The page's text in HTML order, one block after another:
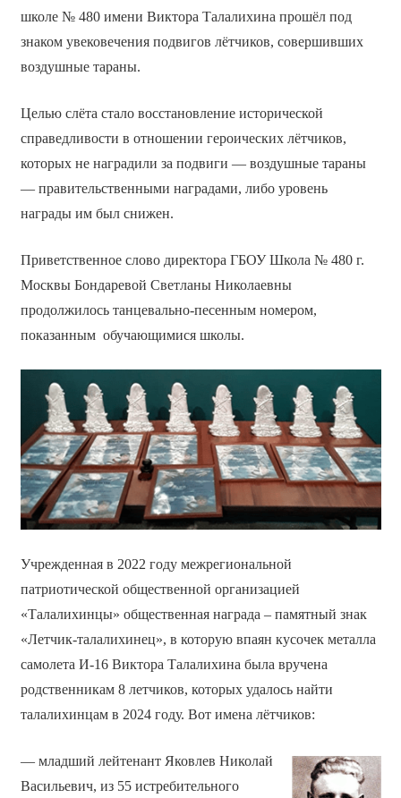
школе № 480 имени Виктора Талалихина прошёл под
знаком увековечения подвигов лётчиков, совершивших
воздушные тараны.
Целью слёта стало восстановление исторической
справедливости в отношении героических лётчиков,
которых не наградили за подвиги — воздушные тараны
— правительственными наградами, либо уровень
награды им был снижен.
Приветственное слово директора ГБОУ Школа № 480 г.
Москвы Бондаревой Светланы Николаевны
продолжилось танцевально-песенным номером,
показанным обучающимися школы.
Учрежденная в 2022 году межрегиональной
патриотической общественной организацией
«Талалихинцы» общественная награда – памятный знак
«Летчик-талалихинец», в которую впаян кусочек металла
самолета И-16 Виктора Талалихина была вручена
родственникам 8 летчиков, которых удалось найти
талалихинцам в 2024 году. Вот имена лётчиков:
— младший лейтенант Яковлев Николай
Васильевич, из 55 истребительного